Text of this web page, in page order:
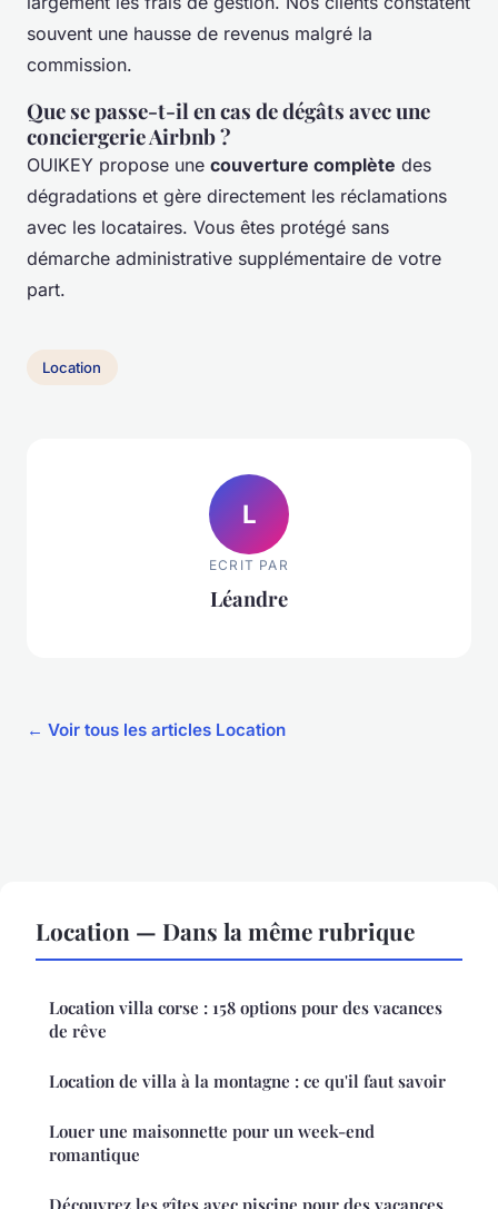
souvent une hausse de revenus malgré la
commission.
Que se passe-t-il en cas de dégâts avec une
conciergerie Airbnb ?
OUIKEY propose une couverture complète des
dégradations et gère directement les réclamations
avec les locataires. Vous êtes protégé sans
démarche administrative supplémentaire de votre
part.
Location
L
ECRIT PAR
Léandre
← Voir tous les articles Location
Location — Dans la même rubrique
Location villa corse : 158 options pour des vacances
de rêve
Location de villa à la montagne : ce qu'il faut savoir
Louer une maisonnette pour un week-end
romantique